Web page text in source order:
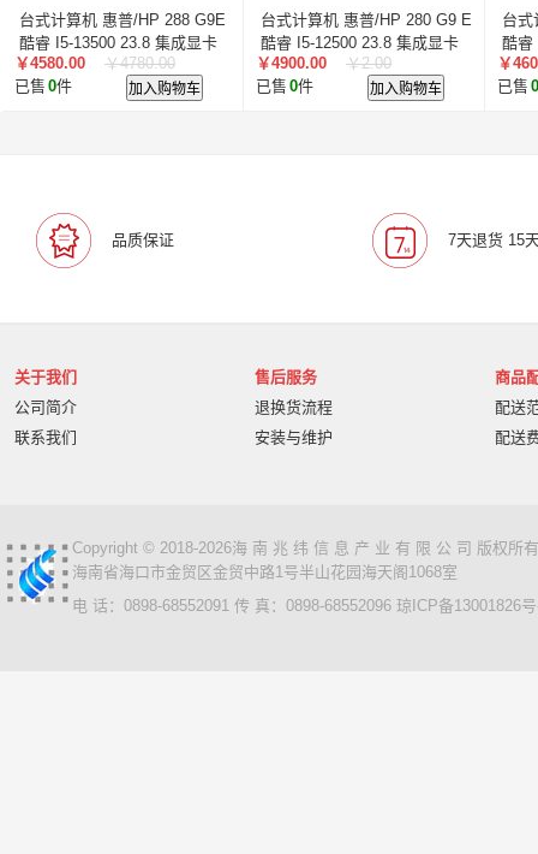
台式计算机 惠普/HP 288 G9E
酷睿 I5-13500 23.8 集成显卡
共享内存 512GB 神州网信
Windows 10 8GB
￥4580.00
￥4780.00
已售 0件 加入购物车
台式计算机 惠普/HP 280 G9 E
酷睿 I5-12500 23.8 集成显卡
512GB 神州网信Windows 10
16GB
￥4900.00
￥2.00
已售 0件 加入购物车
台式
酷睿
共享
￥
已售 0
品质保证 7天退货 15
关于我们
公司简介
联系我们
售后服务
退换货流程
安装与维护
商品
配送
配送
Copyright © 2018-2026海 南 兆 纬 信 息 产 业 有 限 公 司 版权所
海南省海口市金贸区金贸中路1号半山花园海天阁1068室
电 话：0898-68552091 传 真：0898-68552096 琼ICP备13001826